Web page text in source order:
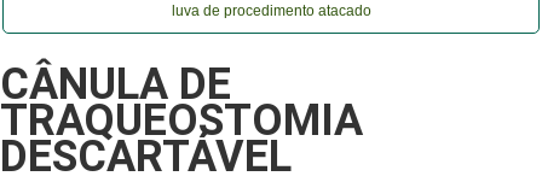
luva de procedimento atacado
CÂNULA DE
TRAQUEOSTOMIA
DESCARTÁVEL